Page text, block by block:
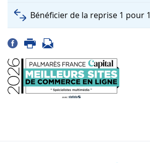
Bénéficier de la reprise 1 pour 1